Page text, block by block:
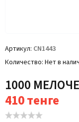
Артикул CN1443
Количество Нет в
1000
410тенге